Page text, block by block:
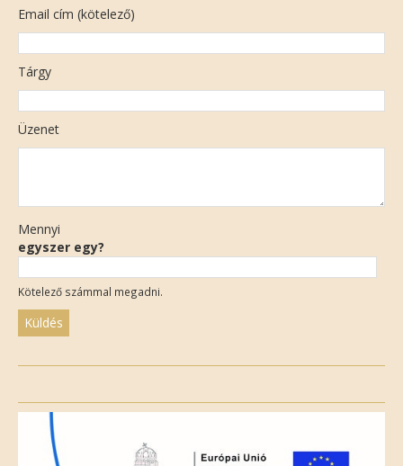
Email cím (kötelező)
Tárgy
Üzenet
Mennyi
egyszer egy?
Kötelező számmal megadni.
field
empty.